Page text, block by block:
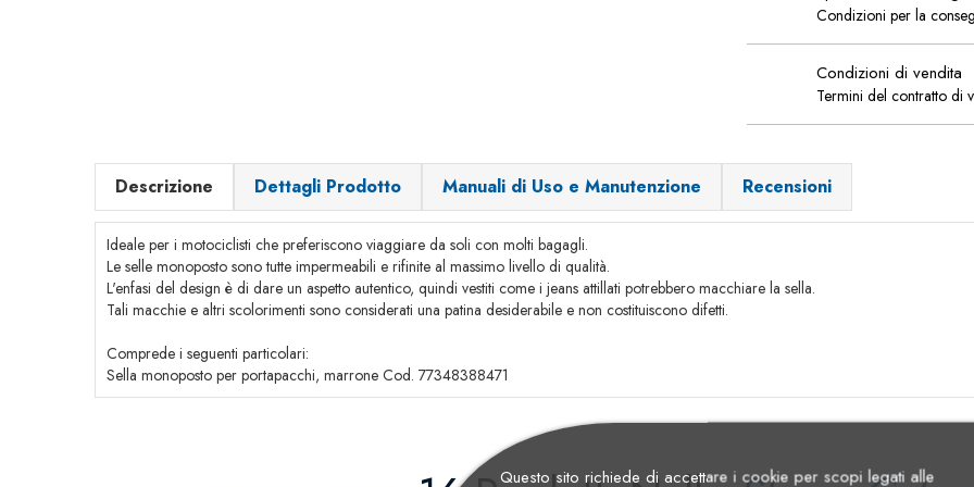
Condizioni per la
Condizioni di vendita
Termini del contratto di
Descrizione Dettagli Prodotto Manuali di Uso e Manutenzione Recensioni
Ideale per i motociclisti che preferiscono viaggiare da soli con molti bagagli.
Le selle monoposto sono tutte impermeabili e rifinite al massimo livello di qualità.
L'enfasi del design è di dare un aspetto autentico, quindi vestiti come i jeans attillati potrebbero macchiare la sella.
Tali macchie e altri scolorimenti sono considerati una patina desiderabile e non costituiscono difetti.
Comprede i seguenti particolari:
Sella monoposto per portapacchi, marrone Cod. 77348388471
Questo sito richiede di accettare i cookie per scopi legati alle